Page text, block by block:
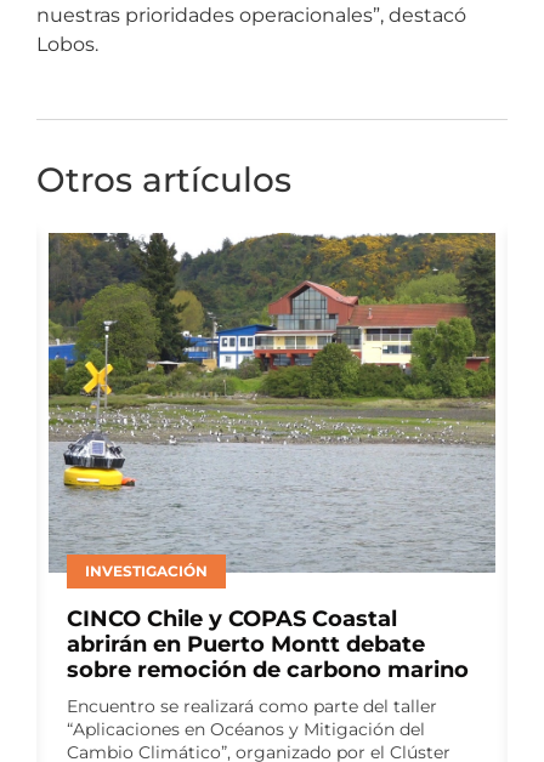
nuestras prioridades operacionales”, destacó
Lobos.
Otros artículos
ACUICULTURA
Multi X y el Centro de Negocios
Sercotec Puerto Aysén lanzan
segunda versión de Red Pyme
Aysén
El programa gratuito busca fortalecer las
capacidades de proveedores para la industria